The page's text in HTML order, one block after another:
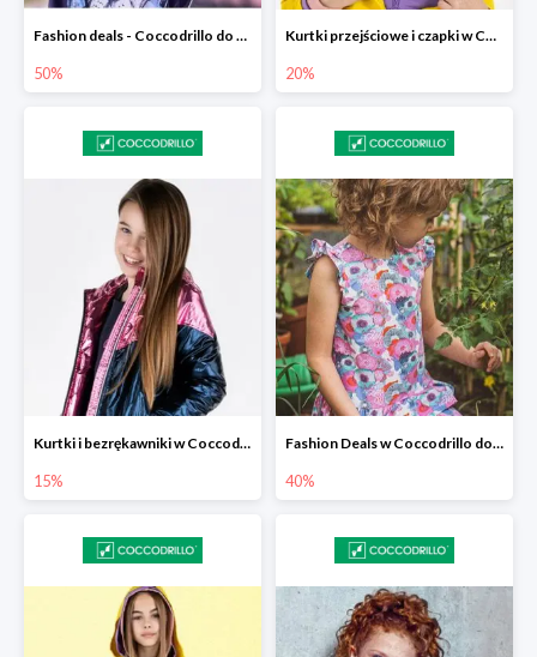
Fashion deals - Coccodrillo do -50%
50%
Kurtki przejściowe i czapki w Coccodrillo -20% przy zakupie dwóch produuktów
20%
Kurtki i bezrękawniki w Coccodrillo -15%
15%
Fashion Deals w Coccodrillo do -40%
40%